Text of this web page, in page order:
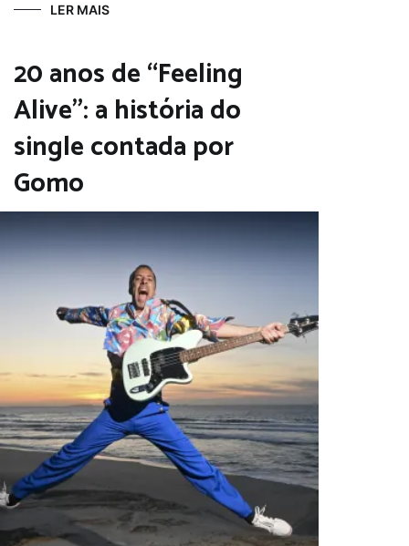
LER MAIS
20 anos de “Feeling
Alive”: a história do
single contada por
Gomo